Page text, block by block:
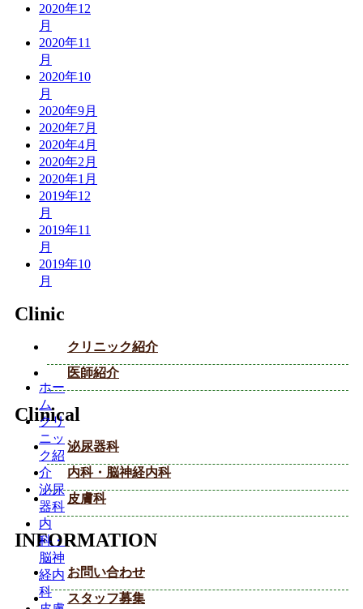
2020年12
月
2020年11
月
2020年10
月
2020年9月
2020年7月
2020年4月
2020年2月
2020年1月
2019年12
月
2019年11
月
2019年10
月
Clinic
クリニック紹介
医師紹介
Clinical
泌尿器科
内科・脳神経内科
皮膚科
INFORMATION
お問い合わせ
スタッフ募集
ホー
ム
クリ
ニッ
ク紹
介
泌尿
器科
内
科・
脳神
経内
科